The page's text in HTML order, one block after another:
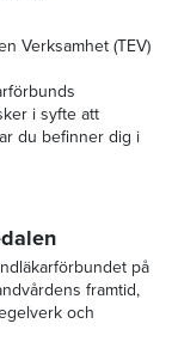
Verksamhet (TEV)
i syfte att
du befinner dig i
på
framtid,
och